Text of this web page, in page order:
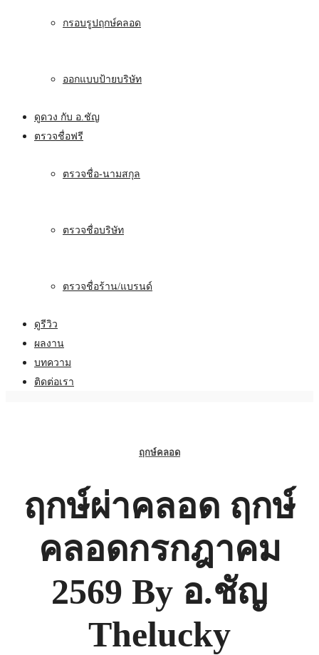
กรอบรูปฤกษ์คลอด
ออกแบบป้ายบริษัท
ดูดวง กับ อ.ชัญ
ตรวจชื่อฟรี
ตรวจชื่อ-นามสกุล
ตรวจชื่อบริษัท
ตรวจชื่อร้าน/แบรนด์
ดูรีวิว
ผลงาน
บทความ
ติดต่อเรา
ฤกษ์คลอด
ฤกษ์ผ่าคลอด ฤกษ์
คลอดกรกฎาคม
2569 By อ.ชัญ
Thelucky